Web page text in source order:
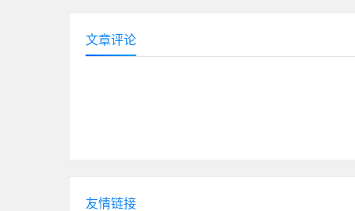
文章评论
友情链接